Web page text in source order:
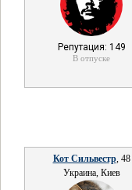
Репутация: 149
В отпуске
Кот Сильвестр, 48
Украина, Киев